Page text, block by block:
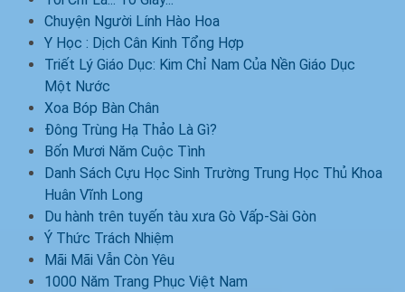
Chuyện Người Lính Hào Hoa
Y Học : Dịch Cân Kinh Tổng Hợp
Triết Lý Giáo Dục: Kim Chỉ Nam Của Nền Giáo Dục
Một Nước
Xoa Bóp Bàn Chân
Đông Trùng Hạ Thảo Là Gì?
Bốn Mươi Năm Cuộc Tình
Danh Sách Cựu Học Sinh Trường Trung Học Thủ Khoa
Huân Vĩnh Long
Du hành trên tuyến tàu xưa Gò Vấp-Sài Gòn
Ý Thức Trách Nhiệm
Mãi Mãi Vẫn Còn Yêu
1000 Năm Trang Phục Việt Nam